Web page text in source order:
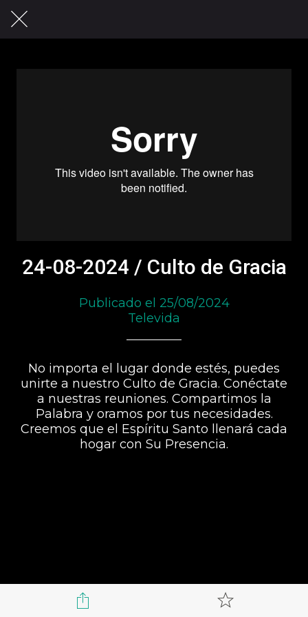
24-08-2024 / Culto de Gracia
Publicado el 25/08/2024
Televida
No importa el lugar donde estés, puedes
unirte a nuestro Culto de Gracia. Conéctate
a nuestras reuniones. Compartimos la
Palabra y oramos por tus necesidades.
Creemos que el Espíritu Santo llenará cada
hogar con Su Presencia.